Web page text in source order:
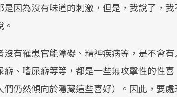
是因為沒有味道的刺激，但是，我說了，我
有罹患官能障礙、精神疾病等，是不會有
、嗜屎癖等等，都是一些無攻擊性的性喜
仍然傾向於隱藏這些喜好）。因此，要處